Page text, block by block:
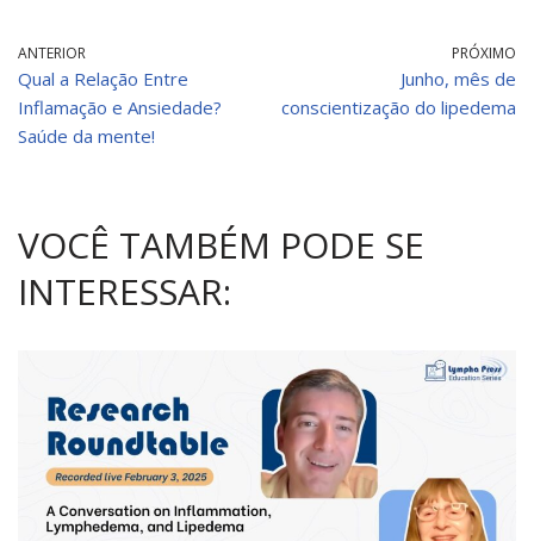
ANTERIOR
Qual a Relação Entre
Inflamação e Ansiedade?
Saúde da mente!
PRÓXIMO
Junho, mês de
conscientização do lipedema
VOCÊ TAMBÉM PODE SE
INTERESSAR: